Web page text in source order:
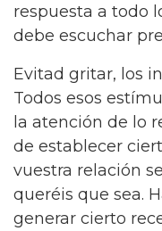
respuesta a todo
debe escuchar
Evitad gritar, los
Todos esos
la atención de lo
de establecer
vuestra relación
queréis que sea.
generar cierto